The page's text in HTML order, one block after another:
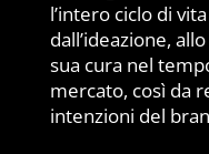
l’intero ciclo di
dall’ideazione,
sua cura nel
mercato, così da
intenzioni del